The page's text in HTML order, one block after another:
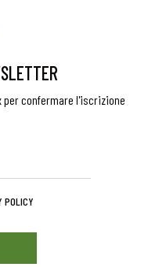
per confermare l'iscrizione
POLICY